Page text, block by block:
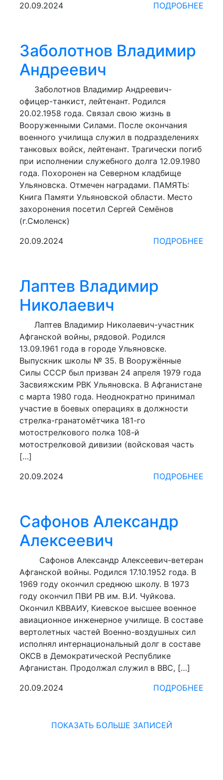
20.09.2024
ПОДРОБНЕЕ
Заболотнов Владимир
Андреевич
Заболотнов Владимир Андреевич-
офицер-танкист, лейтенант. Родился
20.02.1958 года. Связал свою жизнь в
Вооруженными Силами. После окончания
военного училища служил в подразделениях
танковых войск, лейтенант. Трагически погиб
при исполнении служебного долга 12.09.1980
года. Похоронен на Северном кладбище
Ульяновска. Отмечен наградами. ПАМЯТЬ:
Книга Памяти Ульяновской области. Место
захоронения посетил Сергей Семёнов
(г.Смоленск)
20.09.2024
ПОДРОБНЕЕ
Лаптев Владимир
Николаевич
Лаптев Владимир Николаевич-участник
Афганской войны, рядовой. Родился
13.09.1961 года в городе Ульяновске.
Выпускник школы № 35. В Вооружённые
Силы СССР был призван 24 апреля 1979 года
Засвияжским РВК Ульяновска. В Афганистане
с марта 1980 года. Неоднократно принимал
участие в боевых операциях в должности
стрелка-гранатомётчика 181-го
мотострелкового полка 108-й
мотострелковой дивизии (войсковая часть
[…]
20.09.2024
ПОДРОБНЕЕ
Сафонов Александр
Алексеевич
Сафонов Александр Алексеевич-ветеран
Афганской войны. Родился 17.10.1952 года. В
1969 году окончил среднюю школу. В 1973
году окончил ПВИ РВ им. В.И. Чуйкова.
Окончил КВВАИУ, Киевское высшее военное
авиационное инженерное училище. В составе
вертолетных частей Военно-воздушных сил
исполнял интернациональный долг в составе
ОКСВ в Демократической Республике
Афганистан. Продолжал служил в ВВС, […]
20.09.2024
ПОДРОБНЕЕ
ПОКАЗАТЬ БОЛЬШЕ ЗАПИСЕЙ